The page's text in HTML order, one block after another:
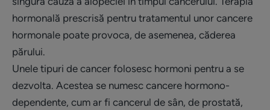
hormonală prescrisă pentru tratamentul unor cancere
hormonale poate provoca, de asemenea, căderea
părului.
Unele tipuri de cancer folosesc hormoni pentru a se
dezvolta. Acestea se numesc cancere hormono-
dependente, cum ar fi cancerul de sân, de prostată,